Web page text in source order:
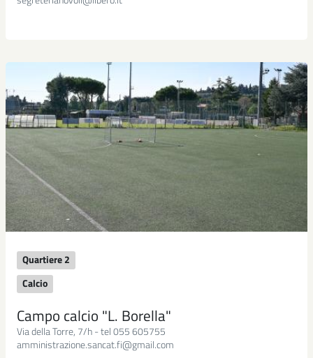
Quartiere 2
Calcio
Campo calcio "L. Borella"
Via della Torre, 7/h - tel 055 605755
amministrazione.sancat.fi@gmail.com